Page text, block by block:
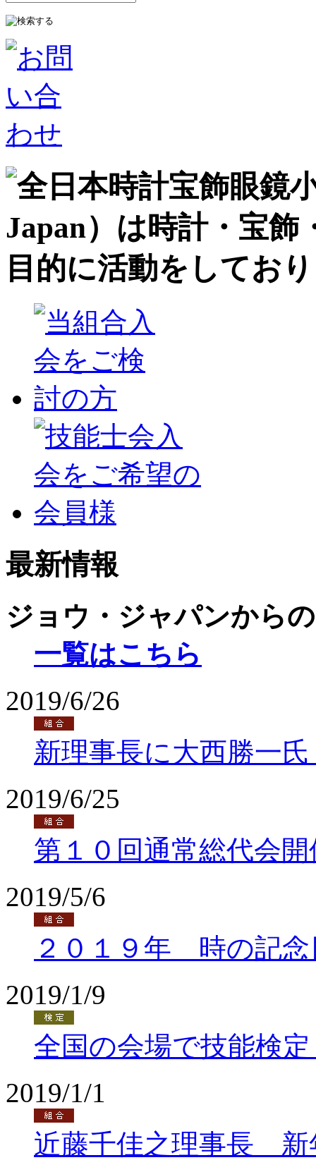
最新情報
ジョウ・ジャパンから
一覧はこちら
2019/6/26
新理事長に大西勝一
2019/6/25
第１０回通常総代会開
2019/5/6
２０１９年 時の記
2019/1/9
全国の会場で技能検
2019/1/1
近藤千佳之理事長 新